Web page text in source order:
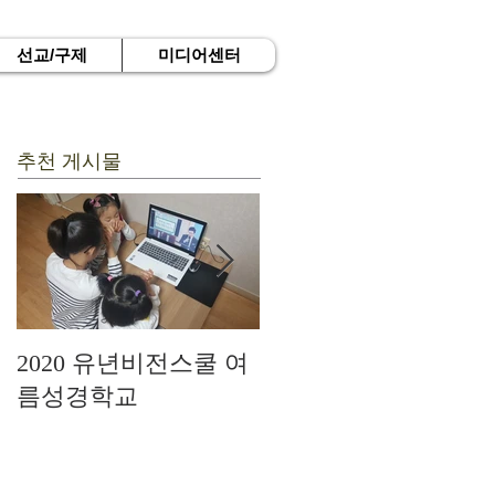
선교/구제 미디어센터
추천 게시물
2020 유년비전스쿨 여
름성경학교